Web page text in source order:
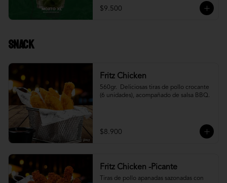
$9.500
Snack
Fritz Chicken
560gr.  Deliciosas tiras de pollo crocante
(6 unidades), acompañado de salsa BBQ.
$8.900
Fritz Chicken -Picante
Tiras de pollo apanadas sazonadas con